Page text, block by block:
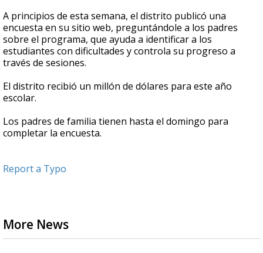
A principios de esta semana, el distrito publicó una
encuesta en su sitio web, preguntándole a los padres
sobre el programa, que ayuda a identificar a los
estudiantes con dificultades y controla su progreso a
través de sesiones.
El distrito recibió un millón de dólares para este año
escolar.
Los padres de familia tienen hasta el domingo para
completar la encuesta.
Report a Typo
More News